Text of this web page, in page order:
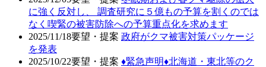
に強く反対し、 調査研究に５億もの予算を割くのでは
なく喫緊の被害防除への予算重点化を求めます
2025/11/18要望・提案 政府がクマ被害対策パッケージ
を発表
2025/10/22要望・提案 ♦️緊急声明♦️北海道・東北等のク